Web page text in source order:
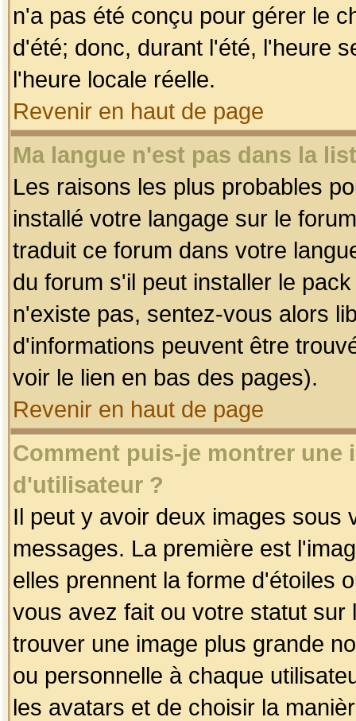
n'a pas été conçu pour gérer le
d'été; donc, durant l'été, l'heure
l'heure locale réelle.
Revenir en haut de page
Ma langue n'est pas dans la
Les raisons les plus probables
installé votre langage sur le
traduit ce forum dans votre
du forum s'il peut installer le
n'existe pas, sentez-vous alors
d'informations peuvent être
voir le lien en bas des pages).
Revenir en haut de page
Comment puis-je montrer une
d'utilisateur ?
Il peut y avoir deux images sous
messages. La première est
elles prennent la forme d'étoiles
vous avez fait ou votre statut
trouver une image plus grande
ou personnelle à chaque
les avatars et de choisir la